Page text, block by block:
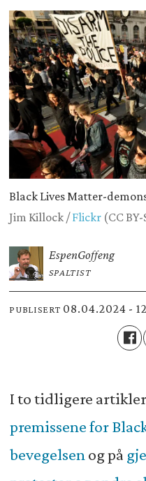
Black Lives Matter-
Jim Killock /Flickr (CC BY-
EspenGoffeng
SPALTIST
PUBLISERT 08.04.2024 -
I to tidligere artikler
premissene for
bevegelsen og på